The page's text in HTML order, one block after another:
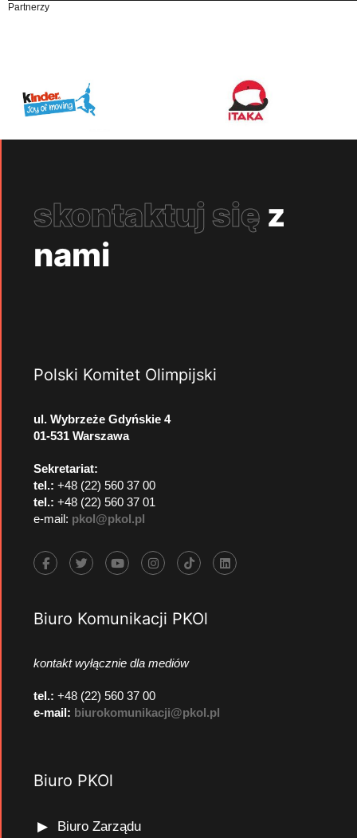
Partnerzy
skontaktuj się z
nami
Polski Komitet Olimpijski
ul. Wybrzeże Gdyńskie 4
01-531 Warszawa
Sekretariat:
tel.: +48 (22) 560 37 00
tel.: +48 (22) 560 37 01
e-mail: pkol@pkol.pl
Biuro Komunikacji PKOl
kontakt wyłącznie dla mediów
tel.: +48 (22) 560 37 00
e-mail: biurokomunikacji@pkol.pl
Biuro PKOl
Biuro Zarządu